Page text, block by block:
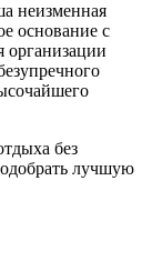
неизменная
основание с
организации
без
лучшую